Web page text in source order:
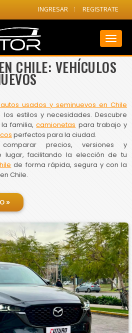
INGRESAR REGISTRATE
CHILE: VEHÍCULOS
usados y seminuevos en Chile
estilos y necesidades. Descubre
familia,camionetas para trabajo y
perfectos para la ciudad.
precios, versiones y
lugar, facilitando la elección de tu
de forma rápida, segura y con la
Chile.
»